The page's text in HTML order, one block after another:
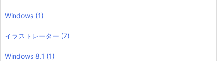
Windows (1)
イラストレーター (7)
Windows 8.1 (1)